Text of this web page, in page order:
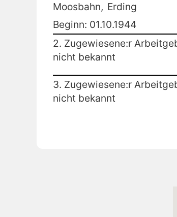
Moosbahn, Erding
Beginn: 01.10.1944
2. Zugewiesene:r
nicht bekannt
3. Zugewiesene:r
nicht bekannt